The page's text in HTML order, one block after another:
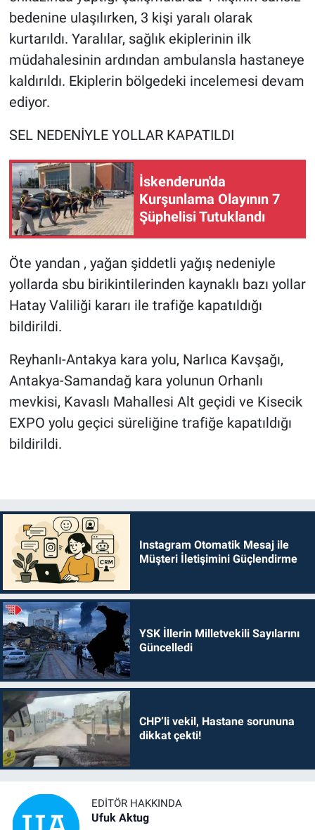
bedenine ulaşılırken, 3 kişi yaralı olarak
kurtarıldı. Yaralılar, sağlık ekiplerinin ilk
müdahalesinin ardından ambulansla hastaneye
kaldırıldı. Ekiplerin bölgedeki incelemesi devam
ediyor.
SEL NEDENİYLE YOLLAR KAPATILDI
İskenderun'da
Kurşunlama Olayının 7
Şüphelisi Tutuklandı
Öte yandan , yağan şiddetli yağış nedeniyle
yollarda sbu birikintilerinden kaynaklı bazı yollar
Hatay Valiliği kararı ile trafiğe kapatıldığı
bildirildi.
Reyhanlı-Antakya kara yolu, Narlıca Kavşağı,
Antakya-Samandağ kara yolunun Orhanlı
mevkisi, Kavaslı Mahallesi Alt geçidi ve Kisecik
EXPO yolu geçici süreliğine trafiğe kapatıldığı
bildirildi.
Instagram Otomatik Mesaj ile
Müşteri İletişimini Güçlendirme
YSK İllerin Milletvekili Sayılarını
Güncelledi
CHP’li vekil, Hastane sorununa
dikkat çekti!
EDITÖR HAKKINDA
Ufuk Aktug